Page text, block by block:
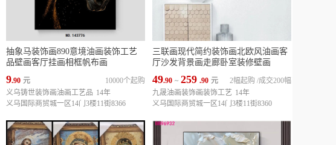
抽象马装饰画890意境油画装饰工艺
品壁画客厅挂画相框帆布画
9.90 元
10000个起购
义乌铸世装饰画油画工艺品 14年
义乌国际商贸城一区14门3楼11街8366
三联画现代简约装饰画北欧风油画客
厅沙发背景画走廊卧室装修壁画
49.90 ~ 259 .90 元 成交200幅
2幅起购 /
九晟油画装饰画装饰工艺 14年
义乌国际商贸城一区14门3楼11街8360